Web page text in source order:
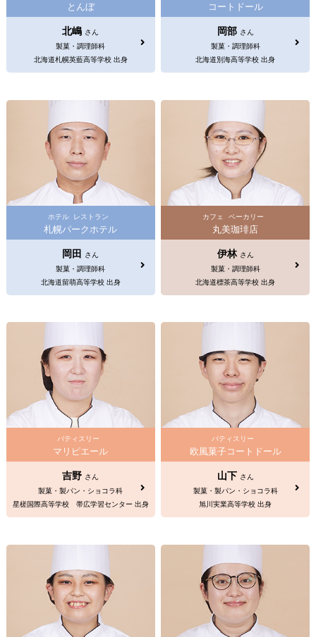
とんぼ
北嶋 さん
製菓・調理師科
北海道札幌英藍高等学校 出身
コートドール
岡部 さん
製菓・調理師科
北海道別海高等学校 出身
ホテル レストラン
札幌パークホテル
岡田
さん
製菓・調理師科
北海道留萌高等学校 出身
カフェ ベーカリー
丸美珈琲店
伊林 さん
製菓・調理師科
北海道標茶高等学校 出身
パティスリー
マリピエール
吉野 さん
製菓・製パン・ショコラ科
星槎国際高等学校 帯広学習センター 出身
パティスリー
欧風菓子コートドール
山下 さん
製菓・製パン・ショコラ科
旭川実業高等学校 出身